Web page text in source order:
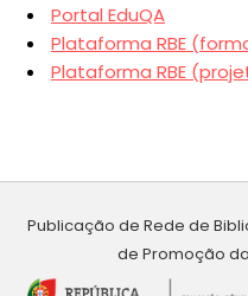
Portal EduQA
Plataforma RBE
Plataforma RBE
Publicação de Rede de
de Promoção da